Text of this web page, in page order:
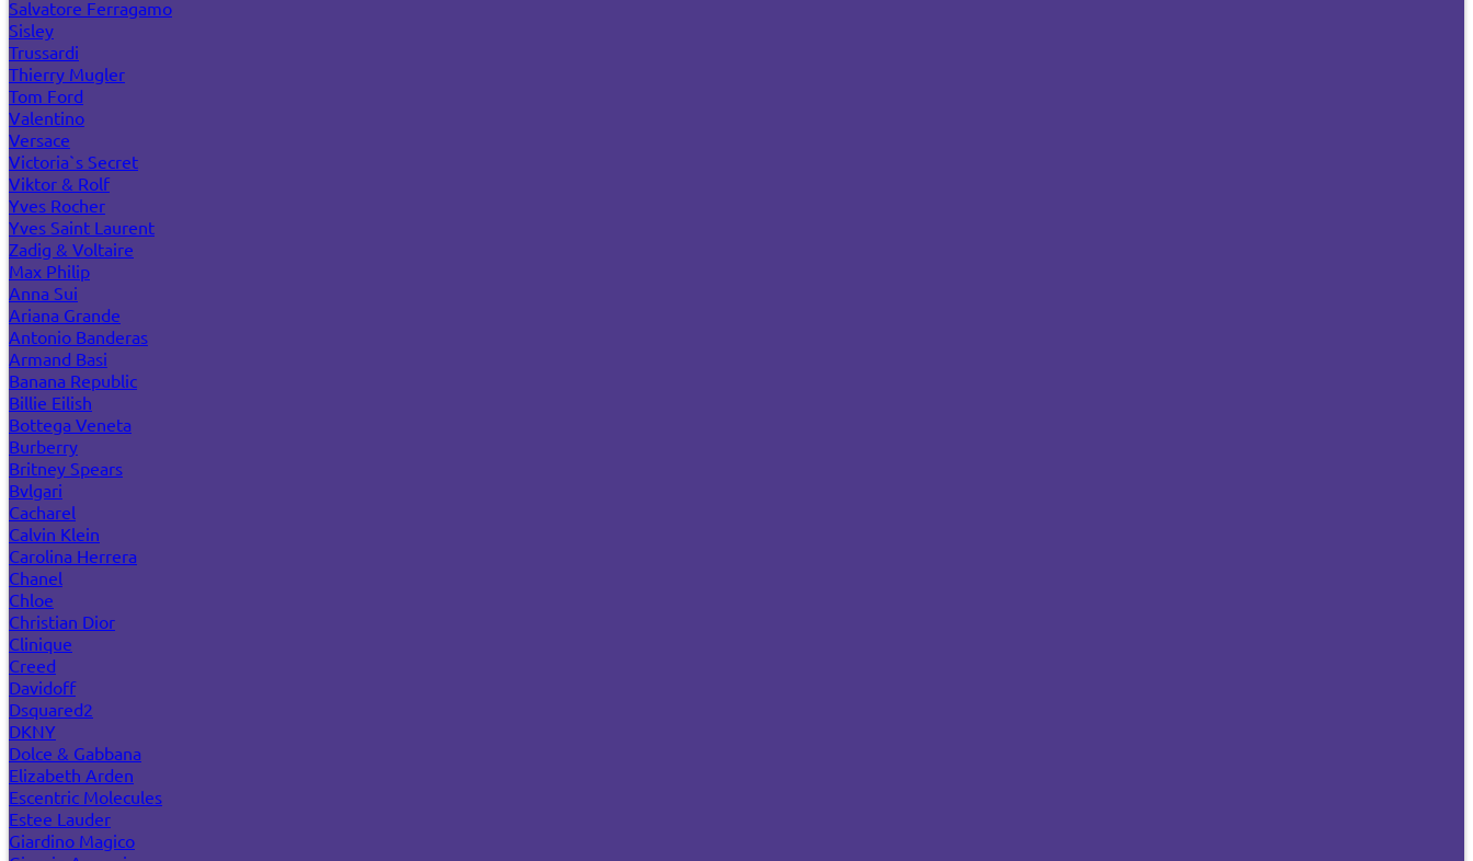
Salvatore Ferragamo
Sisley
Trussardi
Thierry Mugler
Tom Ford
Valentino
Versace
Victoria`s Secret
Viktor & Rolf
Yves Rocher
Yves Saint Laurent
Zadig & Voltaire
Max Philip
Anna Sui
Ariana Grande
Antonio Banderas
Armand Basi
Banana Republic
Billie Eilish
Bottega Veneta
Burberry
Britney Spears
Bvlgari
Cacharel
Calvin Klein
Carolina Herrera
Chanel
Chloe
Christian Dior
Clinique
Creed
Davidoff
Dsquared2
DKNY
Dolce & Gabbana
Elizabeth Arden
Escentric Molecules
Estee Lauder
Giardino Magico